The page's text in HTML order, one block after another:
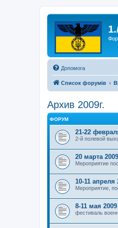
Допомога
Список форумів
Архив 2009г.
ФОРУМ
21-22
2-й полевой
20 марта
Мероприятие
10-11 апреля
Мероприятие,
8-11 мая
фестиваль